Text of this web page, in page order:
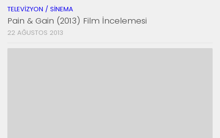
TELEVIZYON / SINEMA
Pain & Gain (2013) Film İncelemesi
22 AĞUSTOS 2013